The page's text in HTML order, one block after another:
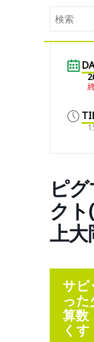
ピ
ク
上大
サピ
った
算数
くす